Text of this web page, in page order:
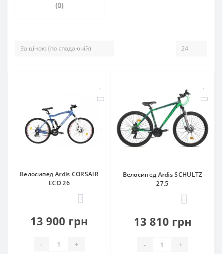
(0)
Велосипед Ardis CORSAIR
ECO 26
13 900 грн
- +
Велосипед Ardis SCHULTZ
27.5
13 810 грн
- +